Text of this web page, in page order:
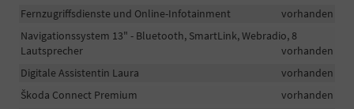
Fernzugriffsdienste und Online-Infotainment
vorhanden
Navigationssystem 13" - Bluetooth, SmartLink, Webradio, 8
Lautsprecher
vorhanden
Digitale Assistentin Laura
vorhanden
Škoda Connect Premium
vorhanden